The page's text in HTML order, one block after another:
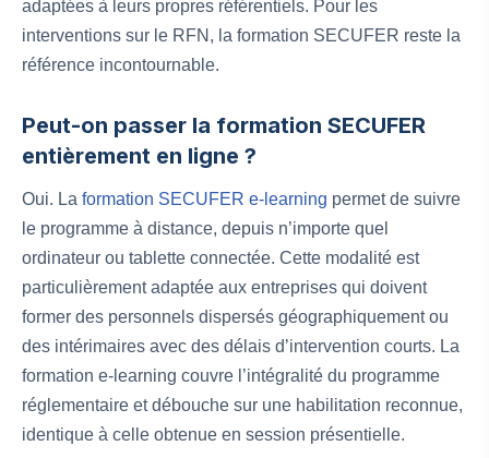
adaptées à leurs propres référentiels. Pour les
interventions sur le RFN, la formation SECUFER reste la
référence incontournable.
Peut-on passer la formation SECUFER
entièrement en ligne ?
Oui. La formation SECUFER e-learning permet de suivre
le programme à distance, depuis n’importe quel
ordinateur ou tablette connectée. Cette modalité est
particulièrement adaptée aux entreprises qui doivent
former des personnels dispersés géographiquement ou
des intérimaires avec des délais d’intervention courts. La
formation e-learning couvre l’intégralité du programme
réglementaire et débouche sur une habilitation reconnue,
identique à celle obtenue en session présentielle.